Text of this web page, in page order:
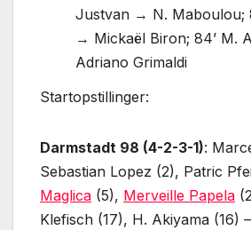
Justvan → N. Maboulou;
→ Mickaël Biron; 84’ M.
Adriano Grimaldi
Startopstillinger:
Darmstadt 98 (4-2-3-1):
Sebastian Lopez (2), Patric
Maglica (5), Merveille Papela
Klefisch (17), H. Akiyama (16)